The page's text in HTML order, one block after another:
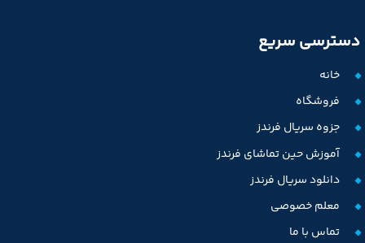
خانه
فروشگاه
جزوه سریال فرندز
آموزش حین تماشای فرندز
دانلود سریال فرندز
معلم خصوصی
تماس با ما
دسترسی سریع